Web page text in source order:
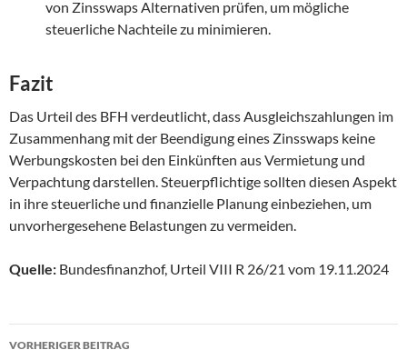
von Zinsswaps Alternativen prüfen, um mögliche
steuerliche Nachteile zu minimieren.
Fazit
Das Urteil des BFH verdeutlicht, dass Ausgleichszahlungen im
Zusammenhang mit der Beendigung eines Zinsswaps keine
Werbungskosten bei den Einkünften aus Vermietung und
Verpachtung darstellen. Steuerpflichtige sollten diesen Aspekt
in ihre steuerliche und finanzielle Planung einbeziehen, um
unvorhergesehene Belastungen zu vermeiden.
Quelle: Bundesfinanzhof, Urteil VIII R 26/21 vom 19.11.2024
Beitragsnavigation
VORHERIGER BEITRAG